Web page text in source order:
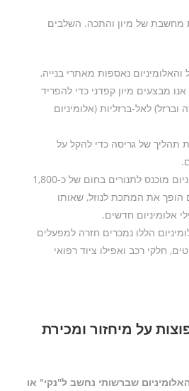
מחשבת של מיון והתכה. השלבים
והאלומיניום נאספות מאתרי בנייה,
מבצעים מיון קפדני כדי להפריד
לאל-ברזליות (אלומיניום
תהליך של גריסה כדי להקל על
האלומיניום מוכנס לתנורים בחום של כ-1,800
הופך את המתכת לנוזל, שאותו
אלומיניום חדשים.
הללו נמכרים חזרה למפעלים
חלקי רכב ואפילו ציוד רפואי
על מיחזור ומכירת
שברשותי נחשב ל"נקי" או